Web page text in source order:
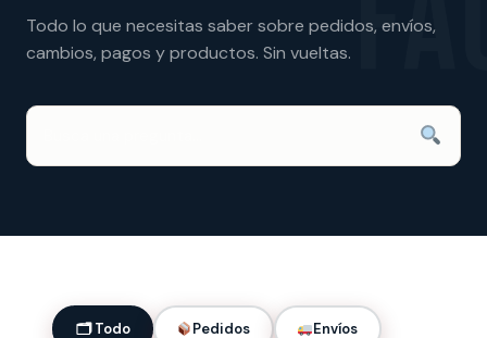
Todo lo que necesitas saber sobre pedidos, envíos,
cambios, pagos y productos. Sin vueltas.
🗂 Todo Pedidos Envíos